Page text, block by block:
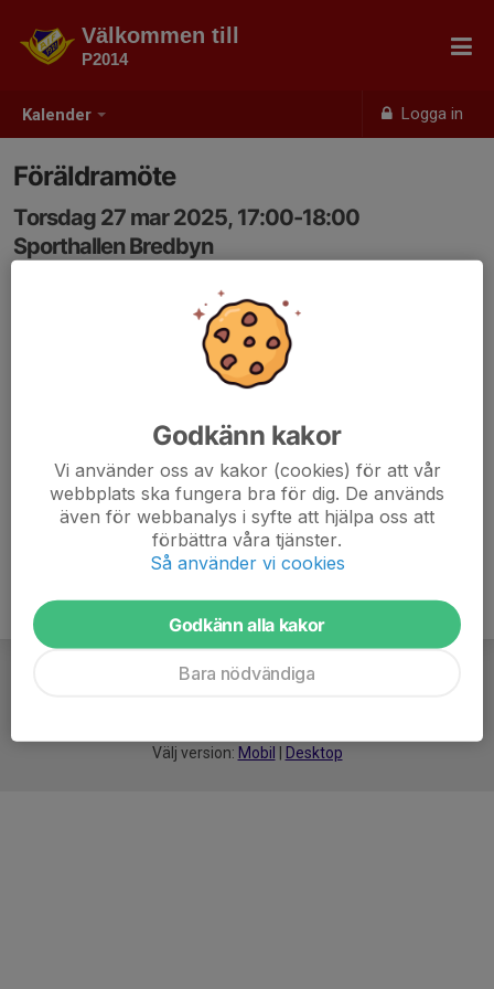
Kalender Logga in
Välkommen till
P2014
Föräldramöte
Torsdag 27 mar 2025, 17:00-18:00
Sporthallen Bredbyn
Välj version: Mobil Desktop
Godkänn kakor
Vi använder oss av kakor (cookies) för att vår
webbplats ska fungera bra för dig. De används
även för webbanalys i syfte att hjälpa oss att
förbättra våra tjänster.
Så använder vi cookies
Godkänn alla kakor
Bara nödvändiga